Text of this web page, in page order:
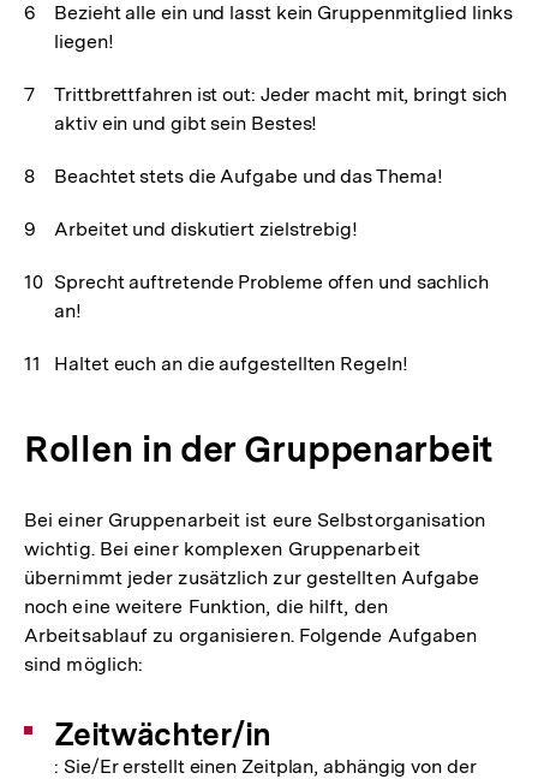
Bezieht alle ein und lasst kein Gruppenmitglied links
liegen!
Trittbrettfahren ist out: Jeder macht mit, bringt sich
aktiv ein und gibt sein Bestes!
Beachtet stets die Aufgabe und das Thema!
Arbeitet und diskutiert zielstrebig!
Sprecht auftretende Probleme offen und sachlich
an!
Haltet euch an die aufgestellten Regeln!
Rollen in der Gruppenarbeit
Bei einer Gruppenarbeit ist eure Selbstorganisation
wichtig. Bei einer komplexen Gruppenarbeit
übernimmt jeder zusätzlich zur gestellten Aufgabe
noch eine weitere Funktion, die hilft, den
Arbeitsablauf zu organisieren. Folgende Aufgaben
sind möglich:
Zeitwächter/in
: Sie/Er erstellt einen Zeitplan, abhängig von der